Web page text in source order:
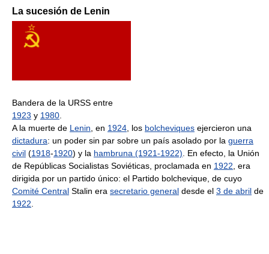
La sucesión de Lenin
Bandera de la URSS entre
1923 y 1980
A la muerte de Lenin , en 1924 , los bolcheviques ejercieron una
dictadura: un poder sin par sobre un país asolado por la guerra
civil (1918-1920) y la hambruna (1921-1922) . En efecto, la Unión
de Repúblicas Socialistas Soviéticas, proclamada en 1922 , era
dirigida por un partido único: el Partido bolchevique, de cuyo
Comité Central Stalin era secretario general desde el 3 de abril de
1922